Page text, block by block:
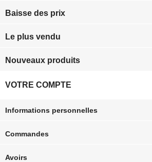
Baisse des prix
Le plus vendu
Nouveaux produits
VOTRE COMPTE
Informations personnelles
Commandes
Avoirs